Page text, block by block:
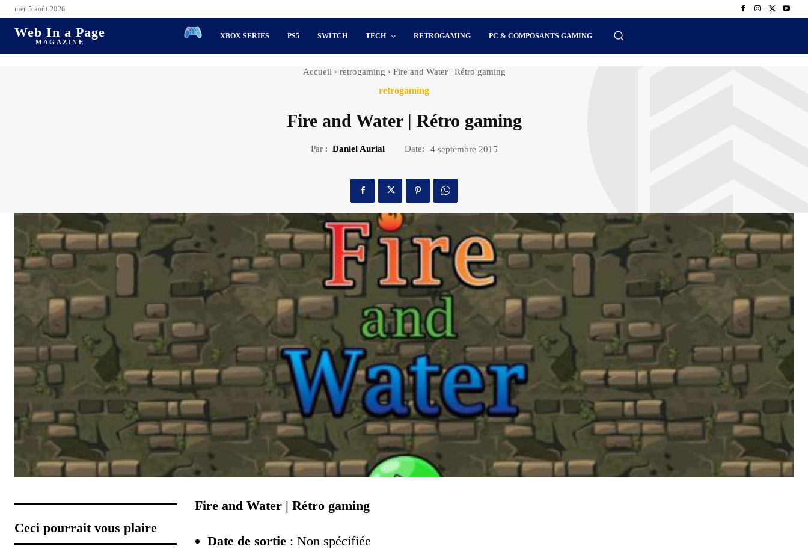
mer 5 août 2026
Web In a Page
MAGAZINE
XBOX SERIES PS5 SWITCH TECH RETROGAMING PC & COMPOSANTS GAMING
Accueil retrogaming Fire and Water | Rétro gaming
retrogaming
Fire and Water | Rétro gaming
Par : Daniel Aurial Date: 4 septembre 2015
Ceci pourrait vous plaire
Fire and Water | Rétro gaming
Date de sortie : Non spécifiée